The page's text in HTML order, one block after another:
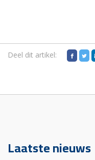
Deel dit artikel:
Laatste nieuws